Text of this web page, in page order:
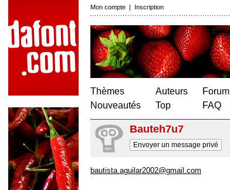
Mon compte | Inscription
Thèmes
Nouveautés
Auteurs
Top
Forum
FAQ
Bauteh7u7
Envoyer un message privé
bautista.aguilar2002@gmail.com